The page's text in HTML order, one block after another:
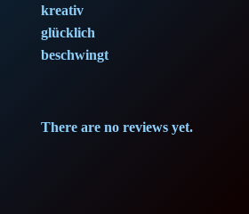
kreativ
glücklich
beschwingt
There are no reviews yet.